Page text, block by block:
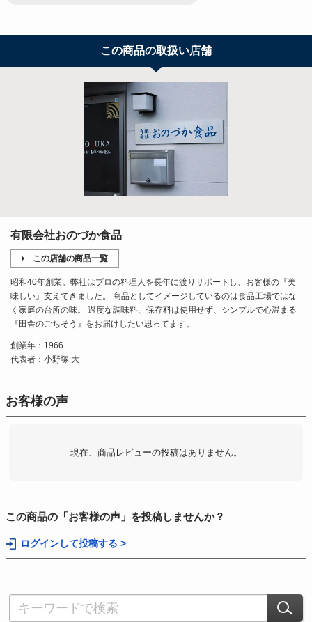
この商品の取扱い店舗
有限会社おのづか食品
この店舗の商品一覧
昭和40年創業。弊社はプロの料理人を長年に渡りサポートし、お客様の『美
味しい』支えてきました。 商品としてイメージしているのは食品工場ではな
く家庭の台所の味。 過度な調味料、保存料は使用せず、シンプルで心温まる
『田舎のごちそう』をお届けしたい思ってます。
創業年：1966
代表者：小野塚 大
お客様の声
現在、商品レビューの投稿はありません。
この商品の「お客様の声」を投稿しませんか？
ログインして投稿する >